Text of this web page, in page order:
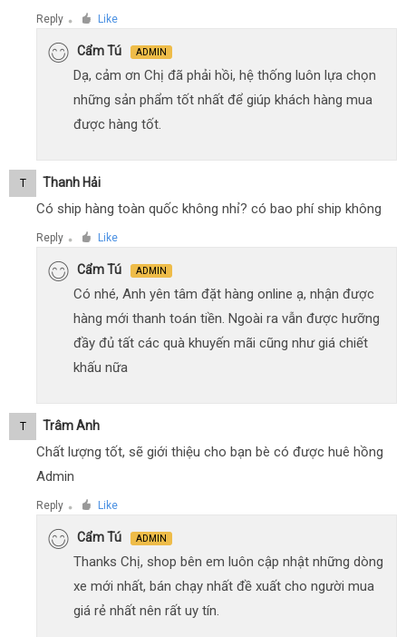
Reply ● Like
Cẩm Tú ADMIN
Dạ, cảm ơn Chị đã phải hồi, hệ thống luôn lựa chọn
những sản phẩm tốt nhất để giúp khách hàng mua
được hàng tốt.
T Thanh Hải
Có ship hàng toàn quốc không nhỉ? có bao phí ship không
Reply ● Like
Cẩm Tú ADMIN
Có nhé, Anh yên tâm đặt hàng online ạ, nhận được
hàng mới thanh toán tiền. Ngoài ra vẫn được hưỡng
đầy đủ tất các quà khuyến mãi cũng như giá chiết
khấu nữa
T Trâm Anh
Chất lượng tốt, sẽ giới thiệu cho bạn bè có được huê hồng
Admin
Reply ● Like
Cẩm Tú ADMIN
Thanks Chị, shop bên em luôn cập nhật những dòng
xe mới nhất, bán chạy nhất đề xuất cho người mua
giá rẻ nhất nên rất uy tín.